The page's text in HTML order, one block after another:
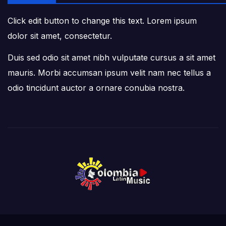
Click edit button to change this text. Lorem ipsum
dolor sit amet, consectetur.
Duis sed odio sit amet nibh vulputate cursus a sit amet
mauris. Morbi accumsan ipsum velit nam nec tellus a
odio tincidunt auctor a ornare conubia nostra.